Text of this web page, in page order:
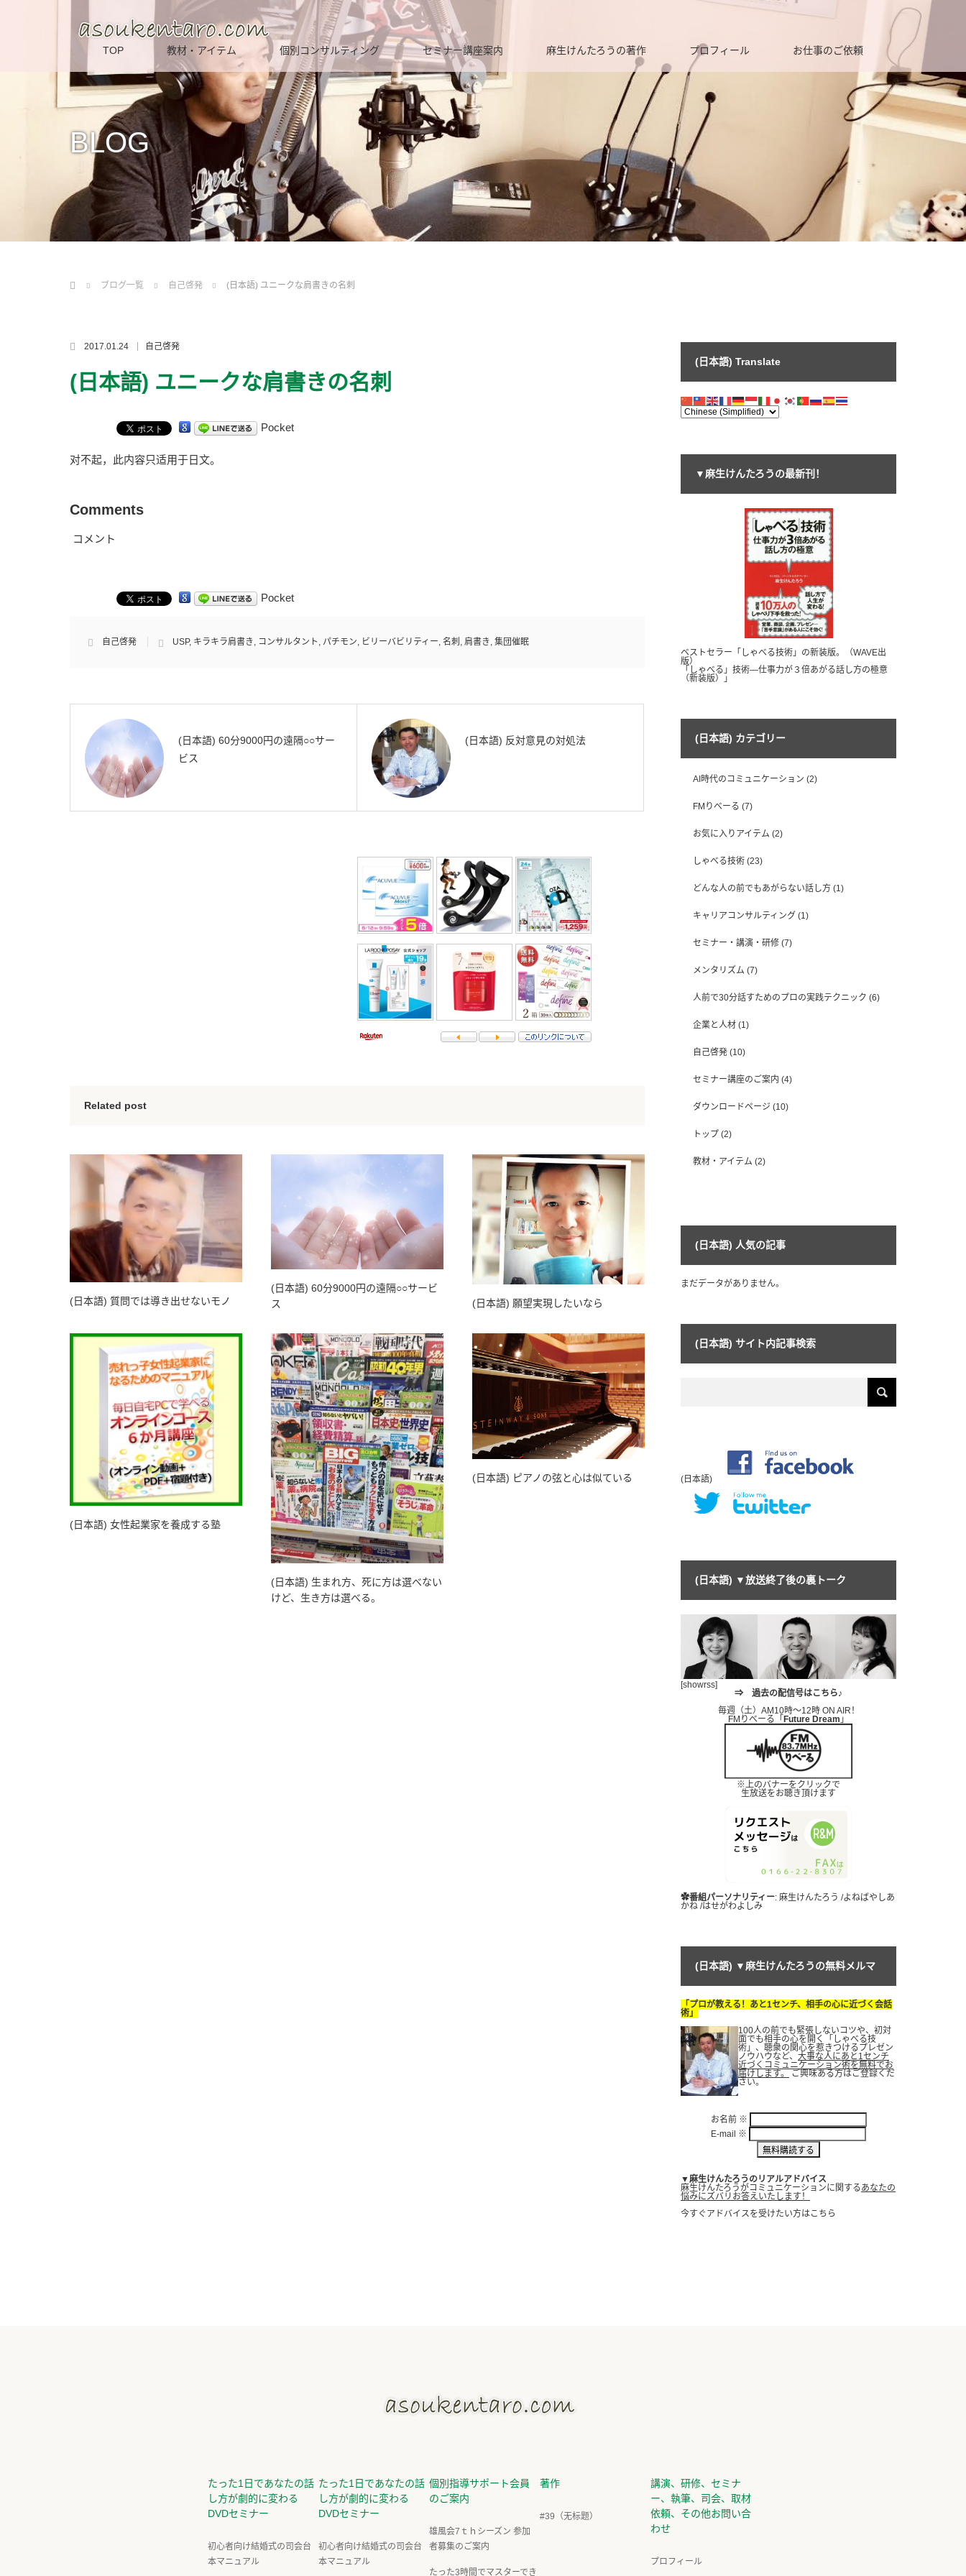
TOP 教材・アイテム 個別コンサルティング セミナー講座案内 麻生けんたろうの著作 プロフィール お仕事のご依頼
BLOG
ブログ一覧
自己啓発 (日本語) ユニークな肩書きの名刺
2017.01.24 自己啓発
(日本語) ユニークな肩書きの名刺
Pocket
对不起，此内容只适用于日文。
Comments
コメント
Pocket
自己啓発 USP, キラキラ肩書き, コンサルタント , パチモン, ビリーバビリティー, 名刺 , 肩書き, 集団催眠
(日本語) 60分9000円の遠隔○○サー
ビス
(日本語) 反対意見の対処法
Related post
(日本語) 質問では導き出せないモノ
(日本語) 60分9000円の遠隔○○サービ
ス
(日本語) 願望実現したいなら
(日本語) 女性起業家を養成する塾
(日本語) 生まれ方、死に方は選べない
けど、生き方は選べる。
(日本語) ピアノの弦と心は似ている
(日本語) Translate
▼麻生けんたろうの最新刊！
ベストセラー「しゃべる技術」の新装版。（WAVE出
版）
「しゃべる」技術―仕事力が３倍あがる話し方の極意
（新装版）」
(日本語) カテゴリー
AI時代のコミュニケーション (2)
FMりべーる (7)
お気に入りアイテム (2)
しゃべる技術 (23)
どんな人の前でもあがらない話し方 (1)
キャリアコンサルティング (1)
セミナー・講演・研修 (7)
メンタリズム (7)
人前で30分話すためのプロの実践テクニック (6)
企業と人材 (1)
自己啓発 (10)
セミナー講座のご案内 (4)
ダウンロードページ (10)
トップ (2)
教材・アイテム (2)
(日本語) 人気の記事
まだデータがありません。
(日本語) サイト内記事検索
(日本語)
(日本語) ▼放送終了後の裏トーク
[showrss]
⇒ 過去の配信号はこちら♪
毎週（土）AM10時～12時 ON AIR！
FMりべーる「 Future Dream 」
※上のバナーをクリックで
生放送をお聴き頂けます
✿番組パーソナリティー: 麻生けんたろう /よねばやしあ
かね /はせがわよしみ
(日本語) ▼麻生けんたろうの無料メルマ
ガ
「プロが教える！あと1センチ、相手の心に近づく会話
術」
100人の前でも緊張しないコツや、初対
面でも相手の心を開く「しゃべる技
術」、聴衆の関心を惹きつけるプレゼン
ノウハウなど、 大事な人にあと1センチ
近づくコミュニケーション術を無料でお
届けします。
ご興味ある方はご登録くだ
さい。
お名前 ※
E-mail ※
▼麻生けんたろうのリアルアドバイス
麻生けんたろうがコミュニケーションに関するあなたの
悩みにズバリお答えいたします！
今すぐアドバイスを受けたい方はこちら
たった1日であなたの話
し方が劇的に変わる
DVDセミナー
初心者向け結婚式の司会台
本マニュアル
たった1日であなたの話
し方が劇的に変わる
DVDセミナー
初心者向け結婚式の司会台
本マニュアル
個別指導サポート会員
のご案内
雄風会7ｔｈシーズン 参加
者募集のご案内
たった3時間でマスターでき
著作
#39（无标题）
講演、研修、セミナ
ー、執筆、司会、取材
依頼、その他お問い合
わせ
プロフィール